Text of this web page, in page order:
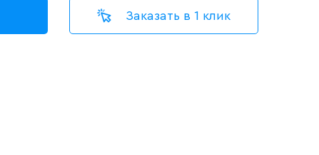
Заказать в 1 клик